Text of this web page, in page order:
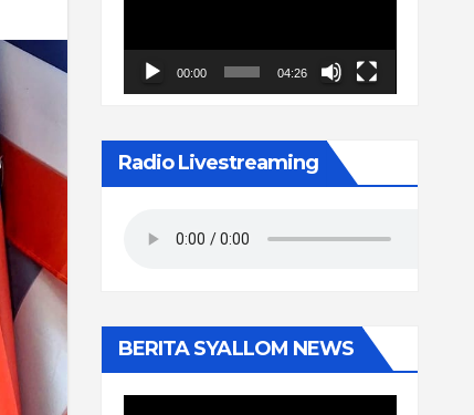
00:00 04:26
Radio Livestreaming
BERITA SYALLOM NEWS